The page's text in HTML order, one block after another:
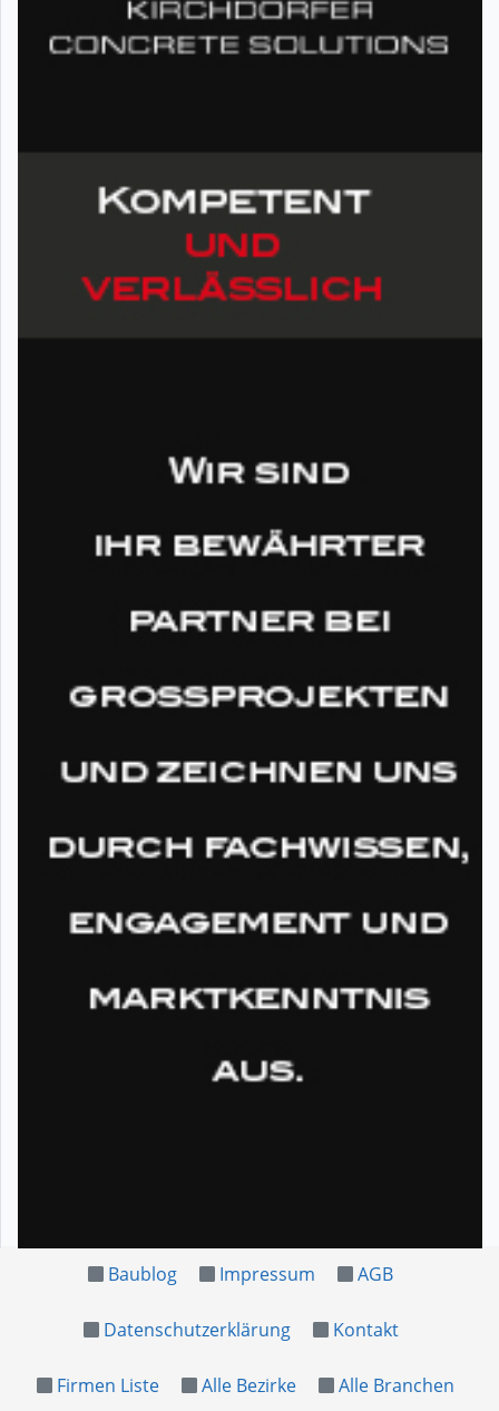
Baublog Impressum AGB
Datenschutzerklärung Kontakt
Firmen Liste Alle Bezirke Alle Branchen